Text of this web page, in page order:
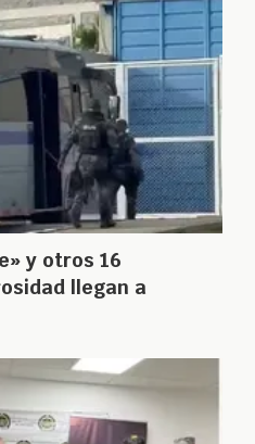
y otros 16
llegan a